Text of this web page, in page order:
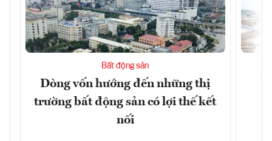
Bất động sản
Dòng vốn hướng đến những thị
trường bất động sản có lợi thế kết
nối